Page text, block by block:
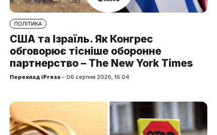
ПОЛІТИКА
США та Ізраїль. Як Конгрес
обговорює тісніше оборонне
партнерство – The New York Times
Переклад iPress – 06 серпня 2026, 16:04